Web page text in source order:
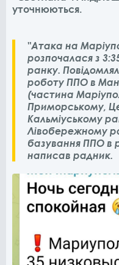
уточнюються.
"Атака на
розпочалася з
ранку.
роботу ППО в
(частина
Приморському,
Кальміуському
Лівобережному
базування ППО в
написав радник.